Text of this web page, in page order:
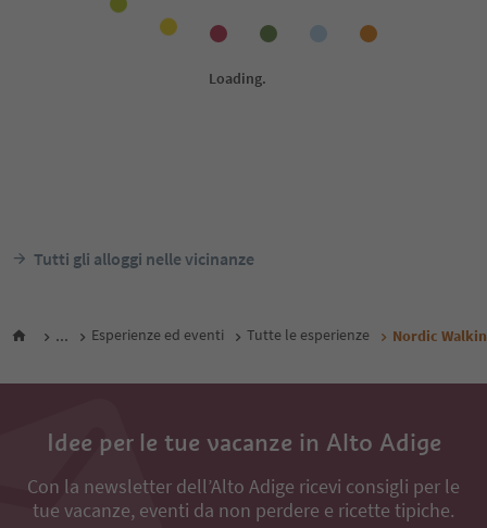
Tutti gli alloggi nelle vicinanze
... Esperienze ed eventi Tutte le esperienze Nordic
Idee per le tue vacanze in Alto Adige
Con la newsletter dell’Alto Adige ricevi consigli per le
tue vacanze, eventi da non perdere e ricette tipiche.